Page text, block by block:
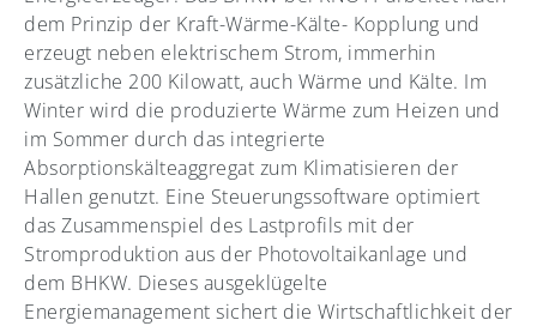
dem Prinzip der Kraft-Wärme-Kälte- Kopplung und
erzeugt neben elektrischem Strom, immerhin
zusätzliche 200 Kilowatt, auch Wärme und Kälte. Im
Winter wird die produzierte Wärme zum Heizen und
im Sommer durch das integrierte
Absorptionskälteaggregat zum Klimatisieren der
Hallen genutzt. Eine Steuerungssoftware optimiert
das Zusammenspiel des Lastprofils mit der
Stromproduktion aus der Photovoltaikanlage und
dem BHKW. Dieses ausgeklügelte
Energiemanagement sichert die Wirtschaftlichkeit der